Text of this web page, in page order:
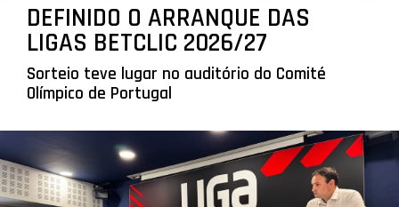
DEFINIDO O ARRANQUE DAS
LIGAS BETCLIC 2026/27
Sorteio teve lugar no auditório do Comité
Olímpico de Portugal